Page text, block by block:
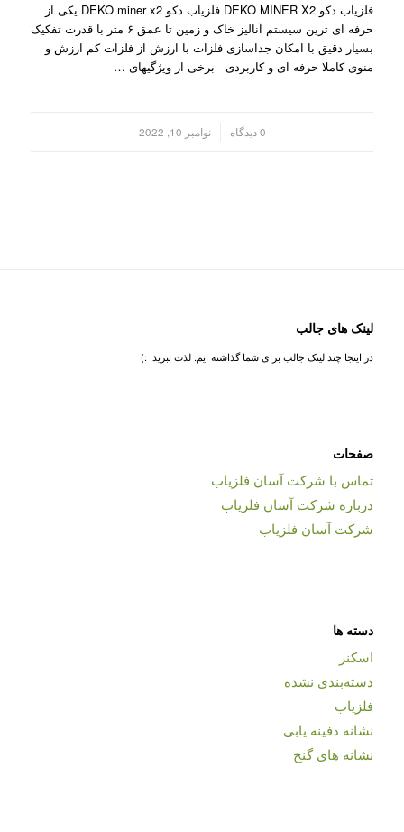
فلزیاب دکو DEKO MINER X2 فلزیاب دکو DEKO miner x2 یکی از
حرفه ای ترین سیستم آنالیز خاک و زمین تا عمق ۶ متر با قدرت تفکیک
بسیار دقیق با امکان جداسازی فلزات با ارزش از فلزات کم ارزش و
منوی کاملا حرفه ای و کاربردی برخی از ویژگیهای …
0 دیدگاه نوامبر 10, 2022
لینک های جالب
در اینجا چند لینک جالب برای شما گذاشته ایم. لذت ببرید! :)
صفحات
تماس با شرکت آسان فلزیاب
درباره شرکت آسان فلزیاب
شرکت آسان فلزیاب
دسته ها
اسکنر
دسته‌بندی نشده
فلزیاب
نشانه دفینه یابی
نشانه های گنج